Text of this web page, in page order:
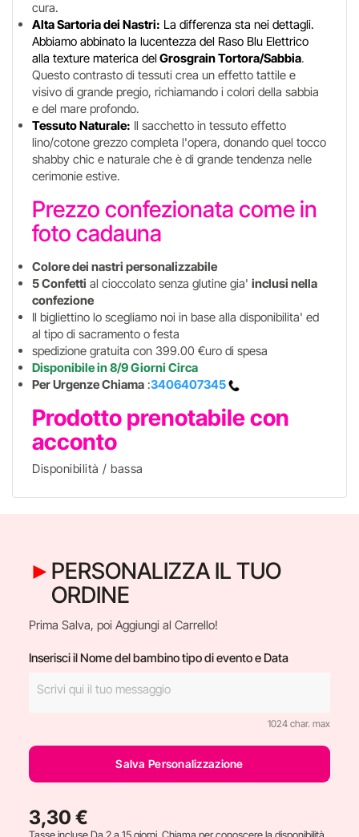
cura.
Alta Sartoria dei Nastri: La differenza sta nei dettagli.
Abbiamo abbinato la lucentezza del Raso Blu Elettrico
alla texture materica del Grosgrain Tortora/Sabbia.
Questo contrasto di tessuti crea un effetto tattile e
visivo di grande pregio, richiamando i colori della sabbia
e del mare profondo.
Tessuto Naturale: Il sacchetto in tessuto effetto
lino/cotone grezzo completa l'opera, donando quel tocco
shabby chic e naturale che è di grande tendenza nelle
cerimonie estive.
Prezzo confezionata come in
foto cadauna
Colore dei nastri personalizzabile
5 Confetti al cioccolato senza glutine gia' inclusi nella
confezione
Il bigliettino lo scegliamo noi in base alla disponibilita' ed
al tipo di sacramento o festa
spedizione gratuita con 399.00 €uro di spesa
Disponibile in 8/9 Giorni Circa
Per Urgenze Chiama :3406407345
Prodotto prenotabile con
acconto
Disponibilità / bassa
PERSONALIZZA IL TUO
ORDINE
Prima Salva, poi Aggiungi al Carrello!
Inserisci il Nome del bambino tipo di evento e Data
1024 char. max
Salva Personalizzazione
3,30 €